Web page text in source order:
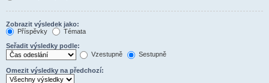
Zobrazit výsledek jako:
Příspěvky
Témata
Seřadit výsledky podle:
Vzestupně
Sestupně
Omezit výsledky na předchozí: